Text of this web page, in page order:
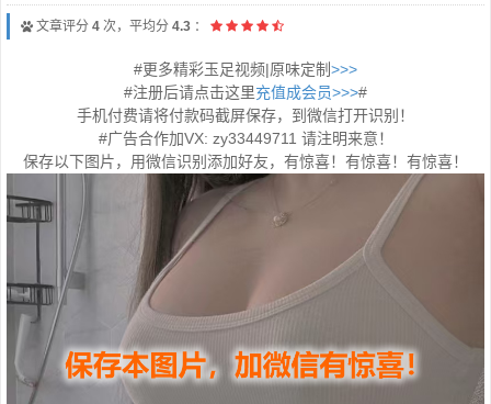
文章评分 4 次，平均分 4.3 ：
#更多精彩玉足视频|原味定制>>>
#注册后请点击这里充值成会员>>>#
手机付费请将付款码截屏保存，到微信打开识别！
#广告合作加VX: zy33449711 请注明来意！
保存以下图片，用微信识别添加好友，有惊喜！有惊喜！有惊喜！